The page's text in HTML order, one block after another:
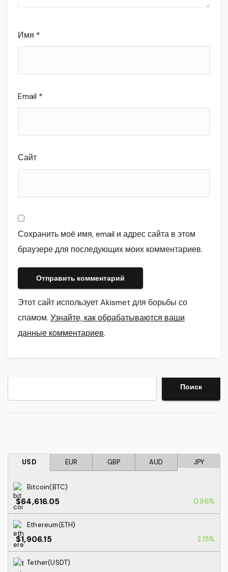
Имя *
Email *
Сайт
Сохранить моё имя, email и адрес сайта в этом
браузере для последующих моих комментариев.
Этот сайт использует Akismet для борьбы со
спамом. Узнайте, как обрабатываются ваши
данные комментариев.
Поиск
USD EUR GBP AUD JPY
Bitcoin(BTC)
$64,616.05 0.96%
Ethereum(ETH)
$1,906.15 2.15%
Tether(USDT)